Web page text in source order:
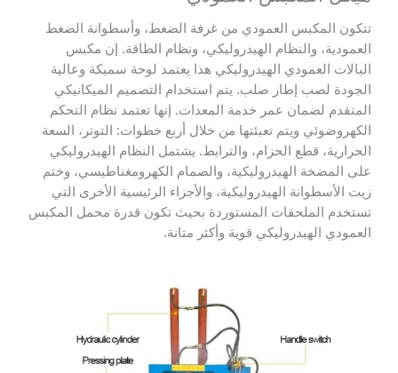
تتكون المكبس العمودي من غرفة الضغط، وأسطوانة الضغط
العمودية، والنظام الهيدروليكي، ونظام الطاقة. إن مكبس
البالات العمودي الهيدروليكي هذا يعتمد لوحة سميكة وعالية
الجودة لصب إطار صلب. يتم استخدام التصميم الميكانيكي
المتقدم لضمان عمر خدمة المعدات. إنها تعتمد نظام التحكم
الكهروضوئي ويتم تعبئتها من خلال أربع خطوات: التوتر، السعة
الحرارية، قطع الحزام، والترابط. يشتمل النظام الهيدروليكي
على المضخة الهيدروليكية، والصمام الكهرومغناطيسي، وختم
زيت الأسطوانة الهيدروليكية، والأجزاء الرئيسية الأخرى التي
تستخدم الملحقات المستوردة بحيث تكون قدرة محمل المكبس
العمودي الهيدروليكي قوية وأكثر متانة.